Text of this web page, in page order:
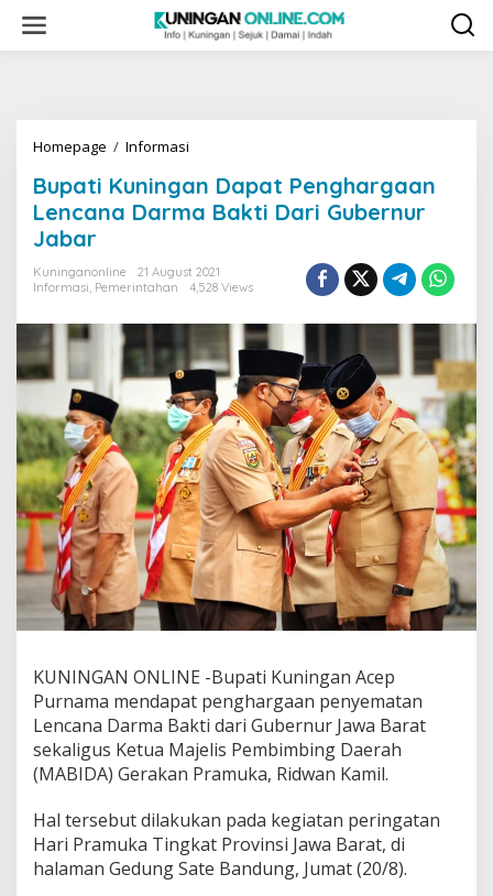
content
Homepage / Informasi
Dapat
Penghargaan
Lencana
Bakti
Dari
Jabar
Bupati Kuningan Dapat Penghargaan
Lencana Darma Bakti Dari Gubernur
Jabar
Kuninganonline
21 August 2021
Informasi, Pemerintahan 4,528 Views
KUNINGAN ONLINE -Bupati Kuningan Acep
Purnama mendapat penghargaan penyematan
Lencana Darma Bakti dari Gubernur Jawa Barat
sekaligus Ketua Majelis Pembimbing Daerah
(MABIDA) Gerakan Pramuka, Ridwan Kamil.
Hal tersebut dilakukan pada kegiatan peringatan
Hari Pramuka Tingkat Provinsi Jawa Barat, di
halaman Gedung Sate Bandung, Jumat (20/8).